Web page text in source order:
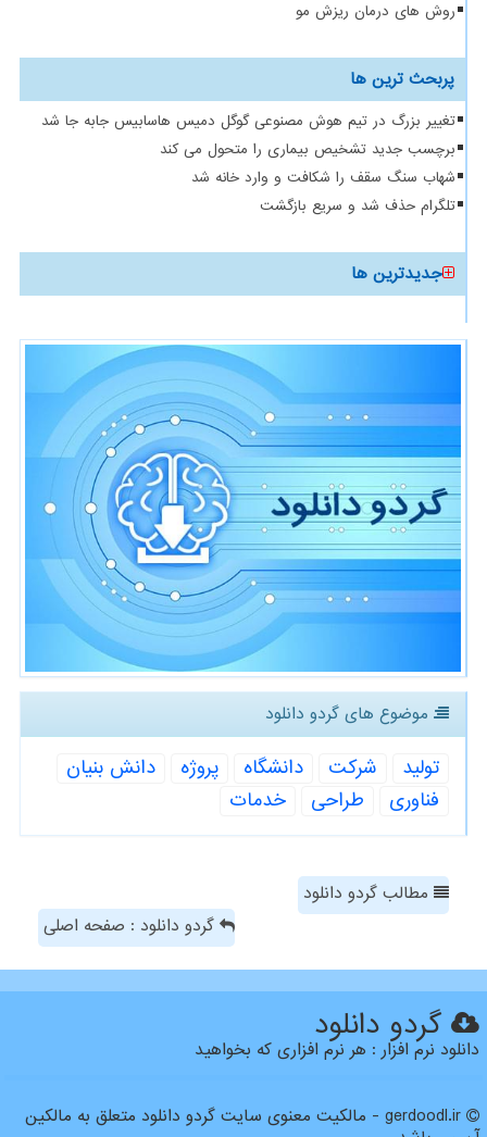
روش های درمان ریزش مو
پربحث ترین ها
تغییر بزرگ در تیم هوش مصنوعی گوگل دمیس هاسابیس جابه جا شد
برچسب جدید تشخیص بیماری را متحول می کند
شهاب سنگ سقف را شکافت و وارد خانه شد
تلگرام حذف شد و سریع بازگشت
جدیدترین ها
موضوع های گردو دانلود
تولید شركت دانشگاه پروژه
دانش بنیان
فناوری
طراحی خدمات
مطالب گردو دانلود
گردو دانلود : صفحه اصلی
گردو دانلود
دانلود نرم افزار : هر نرم افزاری که بخواهید
gerdoodl.ir - مالکیت معنوی سایت گردو دانلود متعلق به مالکین